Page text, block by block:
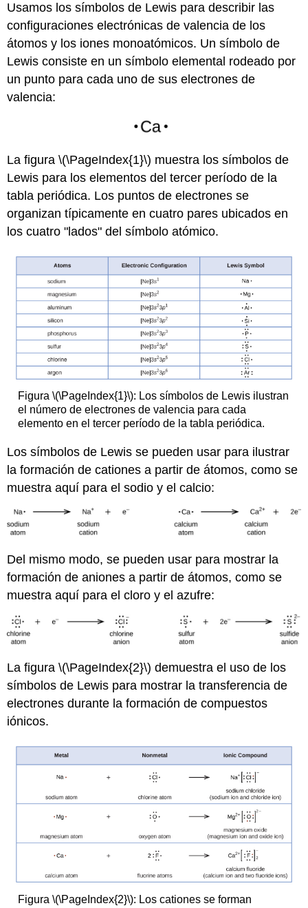
Usamos los símbolos de Lewis para describir las
configuraciones electrónicas de valencia de los
átomos y los iones monoatómicos. Un símbolo de
Lewis consiste en un símbolo elemental rodeado por
un punto para cada uno de sus electrones de
valencia:
La figura \(\PageIndex{1}\) muestra los símbolos de
Lewis para los elementos del tercer período de la
tabla periódica. Los puntos de electrones se
organizan típicamente en cuatro pares ubicados en
los cuatro "lados" del símbolo atómico.
Figura \(\PageIndex{1}\): Los símbolos de Lewis ilustran
el número de electrones de valencia para cada
elemento en el tercer período de la tabla periódica.
Los símbolos de Lewis se pueden usar para ilustrar
la formación de cationes a partir de átomos, como se
muestra aquí para el sodio y el calcio:
Del mismo modo, se pueden usar para mostrar la
formación de aniones a partir de átomos, como se
muestra aquí para el cloro y el azufre:
La figura \(\PageIndex{2}\) demuestra el uso de los
símbolos de Lewis para mostrar la transferencia de
electrones durante la formación de compuestos
iónicos.
Figura \(\PageIndex{2}\): Los cationes se forman